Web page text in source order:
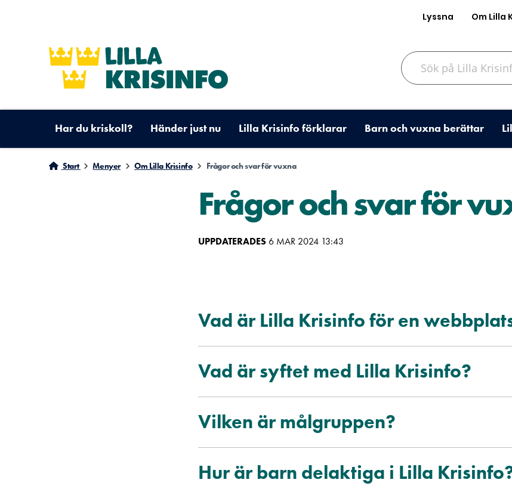
Lyssna Om Lilla
Sök på Lilla Krisinfo
Har du kriskoll? Händer just nu Lilla Krisinfo förklarar Barn och vuxna berättar
Start Menyer Om Lilla Krisinfo Frågor och svar för vuxna
Frågor och svar för
UPPDATERADES6 MAR 2024 13:43
Vad är Lilla Krisinfo för en
Vad är syftet med Lilla Krisinfo?
Vilken är målgruppen?
Hur är barn delaktiga i Lilla